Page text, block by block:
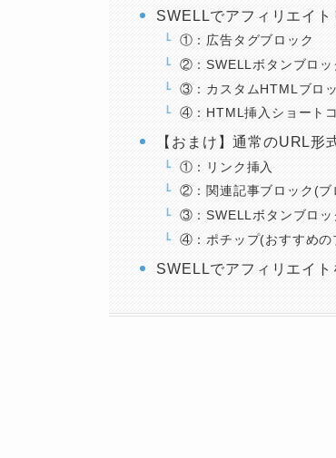
SWELLでアフィリエイ
①：広告タグブロック
②：SWELLボタンブロッ
③：カスタムHTMLブロ
④：HTML挿入ショート
【おまけ】通常のURL形
①：リンク挿入
②：関連記事ブロック(ブ
③：SWELLボタンブロッ
④：ポチップ(おすすめの
SWELLでアフィリエイト